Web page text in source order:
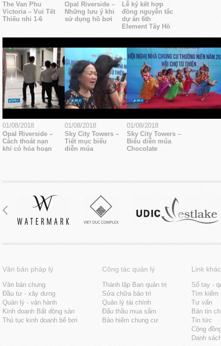
The Van Phu
Victoria – Vui Tết
Thiếu nhi 1-6
Opal Riverside –
Những lưu ý khi
sử dụng hồ bơi
Lễ ký kết hợp
đồng nguyễn tắc
dự án 6th
Element Tây Hồ
01/08/2018
Opal Riverside –
Cách thoát nạn
khi có hỏa hoạn
01/08/2018
Sky City Towers –
Tiết mục biểu
diễn múa
01/08/2018
Sky City Towers –
Biểu diễn múa
Chocolate
Văn bản pháp lý
Văn bản chung
Đầu tư - xây dưng
Quản lý - vận hành
Kinh doanh Bất động sản
Thủ tục kinh doanh bể bơi
Công tác quản lý
Thành lập Ban quản trị
Sửa chữa bảo trì
Quản lý tài chính
Đấu thầu mua sắm
Bảo hiểm chung cư
Link khác
Sổ tay -
Tìm kiếm
Tư vấn
Bản tin
Tin tức
Cộng
Danh